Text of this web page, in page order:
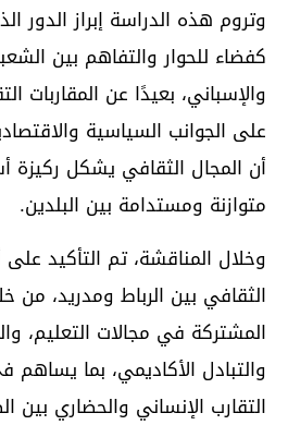
وتروم هذه الدراسة إبراز الدور
كفضاء للحوار والتفاهم بين
والإسباني، بعيدًا عن المقاربات
على الجوانب السياسية
أن المجال الثقافي يشكل ركيزة
متوازنة ومستدامة بين البلدين.
وخلال المناقشة، تم التأكيد على
الثقافي بين الرباط ومدريد، من
المشتركة في مجالات التعليم،
والتبادل الأكاديمي، بما
التقارب الإنساني والحضاري بين